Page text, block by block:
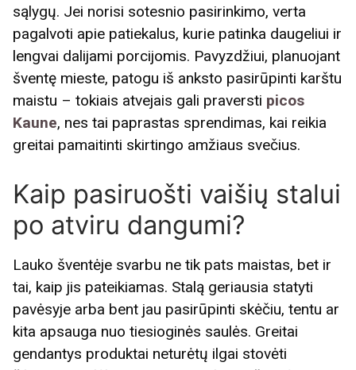
sąlygų. Jei norisi sotesnio pasirinkimo, verta
pagalvoti apie patiekalus, kurie patinka daugeliui ir
lengvai dalijami porcijomis. Pavyzdžiui, planuojant
šventę mieste, patogu iš anksto pasirūpinti karštu
maistu – tokiais atvejais gali praversti picos
Kaune, nes tai paprastas sprendimas, kai reikia
greitai pamaitinti skirtingo amžiaus svečius.
Kaip pasiruošti vaišių stalui
po atviru dangumi?
Lauko šventėje svarbu ne tik pats maistas, bet ir
tai, kaip jis pateikiamas. Stalą geriausia statyti
pavėsyje arba bent jau pasirūpinti skėčiu, tentu ar
kita apsauga nuo tiesioginės saulės. Greitai
gendantys produktai neturėtų ilgai stovėti